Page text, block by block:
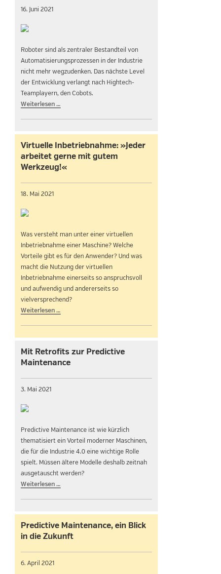
16. Juni 2021
Roboter sind als zentraler Bestandteil von
Automatisierungsprozessen in der Industrie
nicht mehr wegzudenken. Das nächste Level
der Entwicklung verlangt nach Hightech-
Teamplayern, den Cobots.
Weiterlesen …
Virtuelle Inbetriebnahme: »Jeder
arbeitet gerne mit gutem
Werkzeug!«
18. Mai 2021
Was versteht man unter einer virtuellen
Inbetriebnahme einer Maschine? Welche
Vorteile gibt es für den Anwender? Und was
macht die Nutzung der virtuellen
Inbetriebnahme einerseits so anspruchsvoll
und aufwendig und andererseits so
vielversprechend?
Weiterlesen …
Mit Retrofits zur Predictive
Maintenance
3. Mai 2021
Predictive Maintenance ist wie kürzlich
thematisiert ein Vorteil moderner Maschinen,
die für die Industrie 4.0 eine wichtige Rolle
spielt. Müssen ältere Modelle deshalb zeitnah
ausgetauscht werden?
Weiterlesen …
Predictive Maintenance, ein Blick
in die Zukunft
6. April 2021